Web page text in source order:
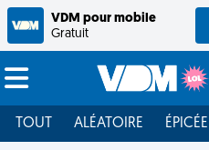
VDM pour mobile
Gratuit
TOUT ALÉATOIRE ÉPICÉE